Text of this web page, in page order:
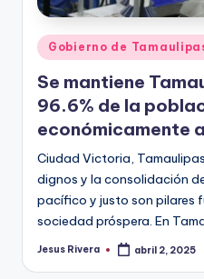
Publicado
en
Gobierno de
Se mantiene
96.6% de la
económicamente
Ciudad Victoria,
dignos y la consolidación
pacífico y justo son pilares
sociedad próspera. En
Publicado
Jesus Rivera abril 2, 2025